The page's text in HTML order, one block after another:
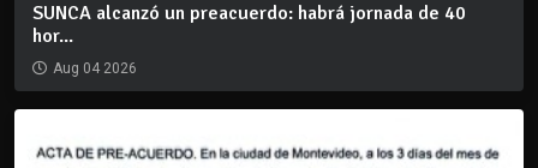
SUNCA alcanzó un preacuerdo: habrá jornada de 40
hor...
Aug 04 2026